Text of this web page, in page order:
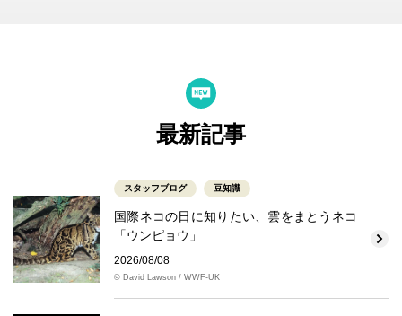
最新記事
スタッフブログ 豆知識
国際ネコの日に知りたい、雲をまとうネコ
「ウンピョウ」
2026/08/08
© David Lawson / WWF-UK